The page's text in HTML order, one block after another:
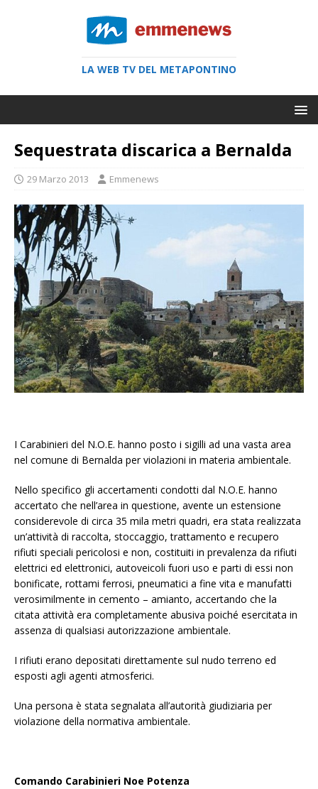
LA WEB TV DEL METAPONTINO
Sequestrata discarica a Bernalda
29 Marzo 2013 Emmenews
I Carabinieri del N.O.E. hanno posto i sigilli ad una vasta area
nel comune di Bernalda per violazioni in materia ambientale.
Nello specifico gli accertamenti condotti dal N.O.E. hanno
accertato che nell’area in questione, avente un estensione
considerevole di circa 35 mila metri quadri, era stata realizzata
un’attività di raccolta, stoccaggio, trattamento e recupero
rifiuti speciali pericolosi e non, costituiti in prevalenza da rifiuti
elettrici ed elettronici, autoveicoli fuori uso e parti di essi non
bonificate, rottami ferrosi, pneumatici a fine vita e manufatti
verosimilmente in cemento – amianto, accertando che la
citata attività era completamente abusiva poiché esercitata in
assenza di qualsiasi autorizzazione ambientale.
I rifiuti erano depositati direttamente sul nudo terreno ed
esposti agli agenti atmosferici.
Una persona è stata segnalata all’autorità giudiziaria per
violazione della normativa ambientale.
Comando Carabinieri Noe Potenza